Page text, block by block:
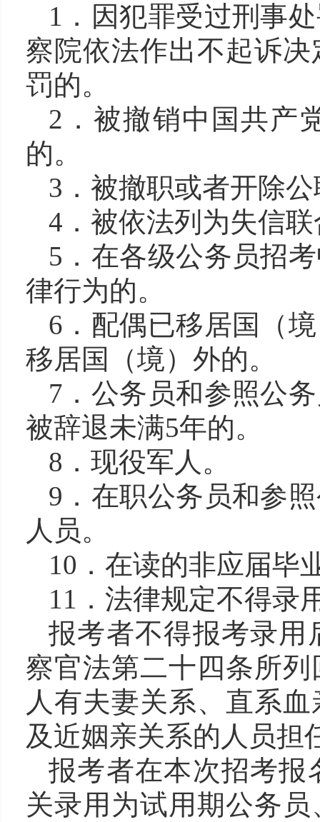
1．因犯罪受过刑事
察院依法作出不起诉
罚的。
2．被撤销中国共产
的。
3．被撤职或者开除
4．被依法列为失信
5．在各级公务员招
律行为的。
6．配偶已移居国（
移居国（境）外的。
7．公务员和参照公
被辞退未满5年的。
8．现役军人。
9．在职公务员和参
人员。
10．在读的非应届毕
11．法律规定不得录
报考者不得报考录用
察官法第二十四条所
人有夫妻关系、直系
及近姻亲关系的人员担
报考者在本次招考报
关录用为试用期公务